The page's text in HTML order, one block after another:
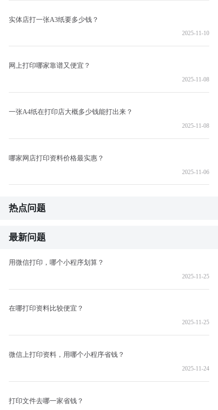
实体店打一张A3纸要多少钱？
2025-11-10
网上打印哪家靠谱又便宜？
2025-11-08
一张A4纸在打印店大概多少钱能打出来？
2025-11-08
哪家网店打印资料价格最实惠？
2025-11-06
热点问题
最新问题
用微信打印，哪个小程序划算？
2025-11-25
在哪打印资料比较便宜？
2025-11-25
微信上打印资料，用哪个小程序省钱？
2025-11-24
打印文件去哪一家省钱？